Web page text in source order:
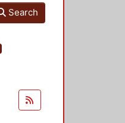
Search